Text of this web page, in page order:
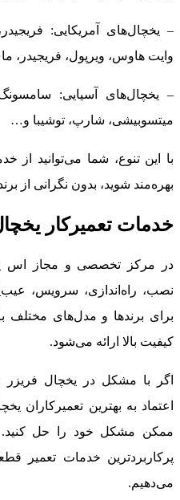
– یخچال‌های آمریکایی:
وایت هاوس، ویرپول، فریجیدر،
– یخچال‌های آسیایی:
میتسوبیشی، شارپ، توشیبا و…
با این تنوع، شما می‌توانید از
بهره‌مند شوید، بدون نگرانی از
خدمات تعمیرکار
در مرکز تخصصی و مجاز اس
نصب، راه‌اندازی، سرویس،
برای برندها و مدل‌های مختلف
کیفیت بالا ارائه می‌شود.
اگر با مشکل در یخچال فریزر
اعتماد به بهترین تعمیرکاران
ممکن مشکل خود را حل کنید.
پرکاربردترین خدمات تعمیر
می‌دهیم.